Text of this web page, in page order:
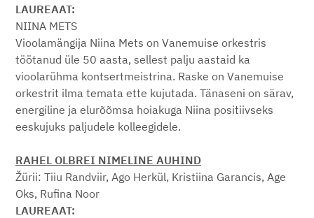
LAUREAAT:
NIINA METS
Vioolamängija Niina Mets on Vanemuise orkestris
töötanud üle 50 aasta, sellest palju aastaid ka
vioolarühma kontsertmeistrina. Raske on Vanemuise
orkestrit ilma temata ette kujutada. Tänaseni on särav,
energiline ja elurõõmsa hoiakuga Niina positiivseks
eeskujuks paljudele kolleegidele.
RAHEL OLBREI NIMELINE AUHIND
Žürii: Tiiu Randviir, Ago Herkül, Kristiina Garancis, Age
Oks, Rufina Noor
LAUREAAT: